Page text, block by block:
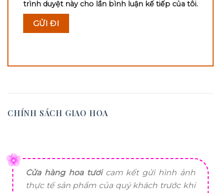
trình duyệt này cho lần bình luận kế tiếp của tôi.
CHÍNH SÁCH GIAO HOA
Cửa hàng hoa tươicam kết gửi hình ảnh
thực tế sản phẩm của quý khách trước khi